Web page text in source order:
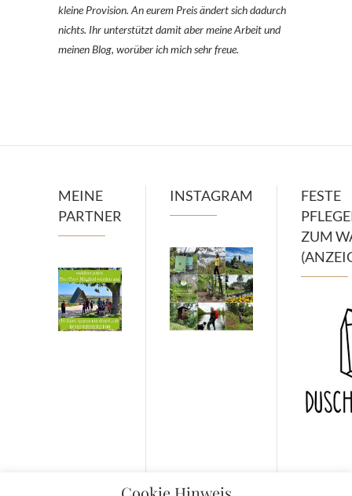
kleine Provision. An eurem Preis ändert sich dadurch
nichts. Ihr unterstützt damit aber meine Arbeit und
meinen Blog, worüber ich mich sehr freue.
MEINE
PARTNER
INSTAGRAM
FESTE
ZUM